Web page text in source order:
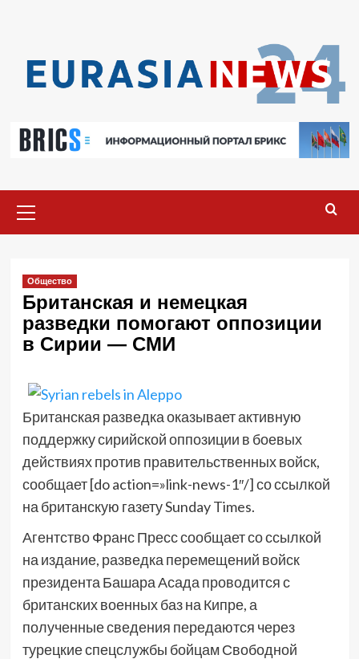
меню
Общество
Британская и немецкая
разведки помогают оппозиции
в Сирии — СМИ
Британская разведка оказывает активную
поддержку сирийской оппозиции в боевых
действиях против правительственных войск,
сообщает [do action=»link-news-1″/] со ссылкой
на британскую газету Sunday Times.
Агентство Франс Пресс сообщает со ссылкой
на издание, разведка перемещений войск
президента Башара Асада проводится с
британских военных баз на Кипре, а
полученные сведения передаются через
турецкие спецслужбы бойцам Свободной